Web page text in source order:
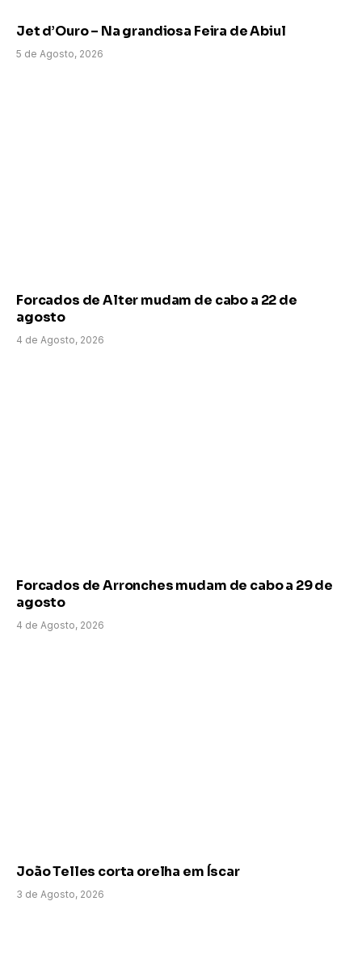
Jet d’Ouro – Na grandiosa Feira de Abiul
5 de Agosto, 2026
Forcados de Alter mudam de cabo a 22 de
agosto
4 de Agosto, 2026
Forcados de Arronches mudam de cabo a 29 de
agosto
4 de Agosto, 2026
João Telles corta orelha em Íscar
3 de Agosto, 2026